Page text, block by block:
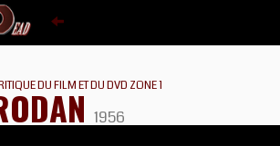
DU FILM ET DU DVD ZONE 1
1956